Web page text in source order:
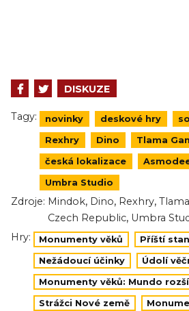
DISKUZE
Tagy: novinky deskové hry
Rexhry Dino Tlama
česká lokalizace
Umbra Studio
Zdroje: Mindok, Dino, Rexhry,
Czech Republic, Umbra
Hry:
Monumenty věků Příští
Nežádoucí účinky Údolí
Monumenty věků: Mundo
Strážci Nové země